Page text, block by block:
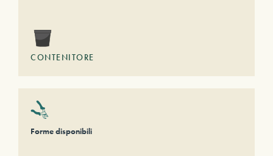
CONTENITORE
Forme disponibili